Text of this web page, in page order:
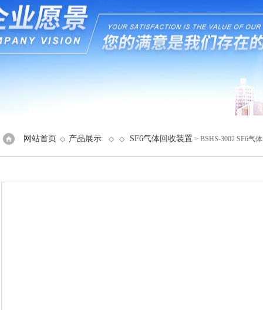
网站首页 ◇ 产品展示 ◇ ◇ SF6气体回收装置 > BSHS-3002 SF6气